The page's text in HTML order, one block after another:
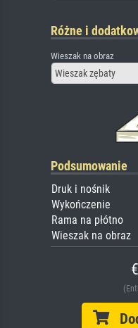
Różne i
Wieszak na obraz
Wieszak zębaty
Podsumowanie
Druk i nośnik
Wykończenie
Rama na płótno
Wieszak na obraz